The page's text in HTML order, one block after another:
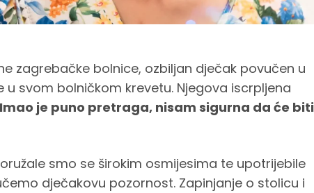
zagrebačke bolnice, ozbiljan dječak povučen u
u svom bolničkom krevetu. Njegova iscrpljena
je puno pretraga, nisam sigurna da će biti
smo se širokim osmijesima te upotrijebile
dječakovu pozornost. Zapinjanje o stolicu i